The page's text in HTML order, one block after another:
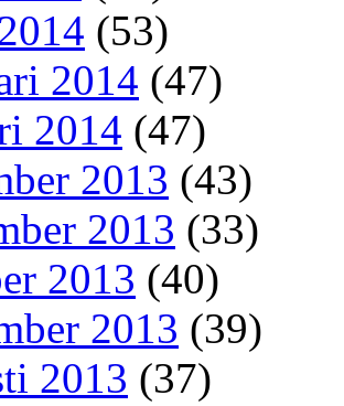
(53)
2014 (47)
2014 (47)
2013 (43)
2013 (33)
2013 (40)
2013 (39)
2013 (37)